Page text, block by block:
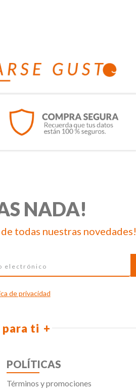
NADA!
todas nuestras novedades!
de privacidad
para ti
POLÍTICAS
Términos y promociones